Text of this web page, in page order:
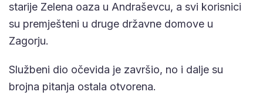
starije Zelena oaza u Andraševcu, a svi korisnici
su premješteni u druge državne domove u
Zagorju.
Službeni dio očevida je završio, no i dalje su
brojna pitanja ostala otvorena.